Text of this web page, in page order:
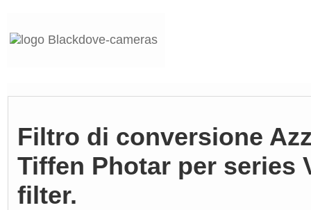
Filtro di conversione
Tiffen Photar per series
filter.